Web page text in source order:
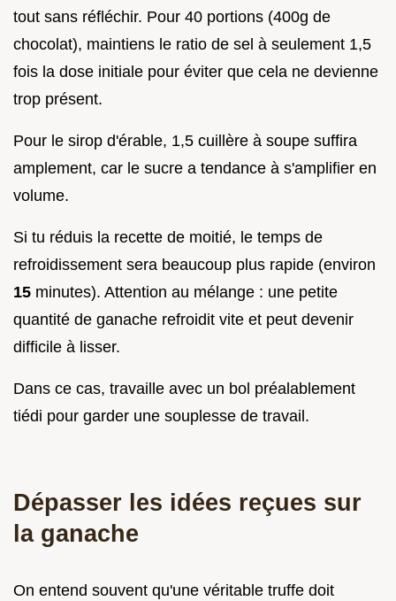
tout sans réfléchir. Pour 40 portions (400g de
chocolat), maintiens le ratio de sel à seulement 1,5
fois la dose initiale pour éviter que cela ne devienne
trop présent.
Pour le sirop d'érable, 1,5 cuillère à soupe suffira
amplement, car le sucre a tendance à s'amplifier en
volume.
Si tu réduis la recette de moitié, le temps de
refroidissement sera beaucoup plus rapide (environ
15 minutes). Attention au mélange : une petite
quantité de ganache refroidit vite et peut devenir
difficile à lisser.
Dans ce cas, travaille avec un bol préalablement
tiédi pour garder une souplesse de travail.
Dépasser les idées reçues sur
la ganache
On entend souvent qu'une véritable truffe doit